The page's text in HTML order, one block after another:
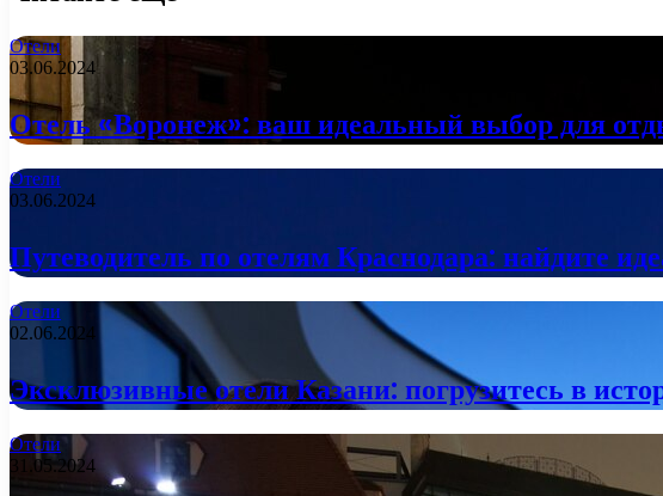
Отели
03.06.2024
Отель «Воронеж»: ваш идеальный выбор для
Отели
03.06.2024
Путеводитель по отелям Краснодара: найдите
Отели
02.06.2024
Эксклюзивные отели Казани: погрузитесь в
Отели
31.05.2024